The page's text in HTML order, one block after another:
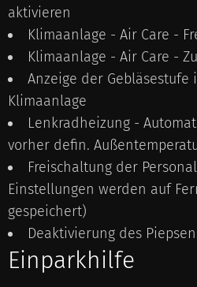
aktivieren
Klimaanlage - Air Care -
Klimaanlage - Air Care -
Anzeige der Gebläsestufe
Klimaanlage
Lenkradheizung -
vorher defin.
Freischaltung der
Einstellungen werden auf
gespeichert)
Deaktivierung des
Einparkhilfe